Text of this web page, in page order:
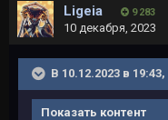
Ligeia 9 283
10 декабря, 2023
В 10.12.2023 в 19:43,
Показать контент